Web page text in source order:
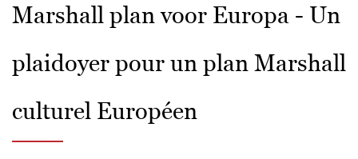
Marshall plan voor Europa - Un
plaidoyer pour un plan Marshall
culturel Européen